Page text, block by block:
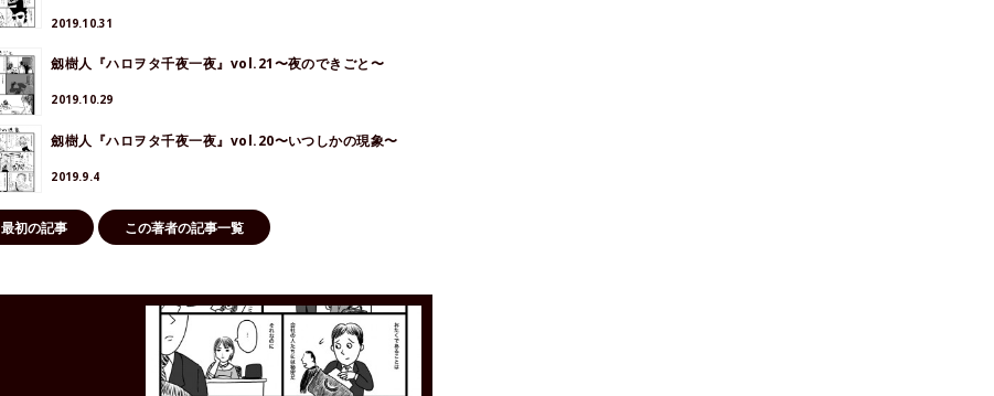
2019.10.31
劔樹人『ハロヲタ千夜一夜』vol.21〜夜のできごと〜
2019.10.29
劔樹人『ハロヲタ千夜一夜』vol.20〜いつしかの現象〜
2019.9.4
最初の記事 この著者の記事一覧